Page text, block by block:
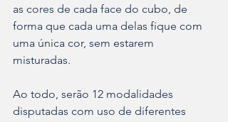
as cores de cada face do cubo, de
forma que cada uma delas fique com
uma única cor, sem estarem
misturadas.
Ao todo, serão 12 modalidades
disputadas com uso de diferentes